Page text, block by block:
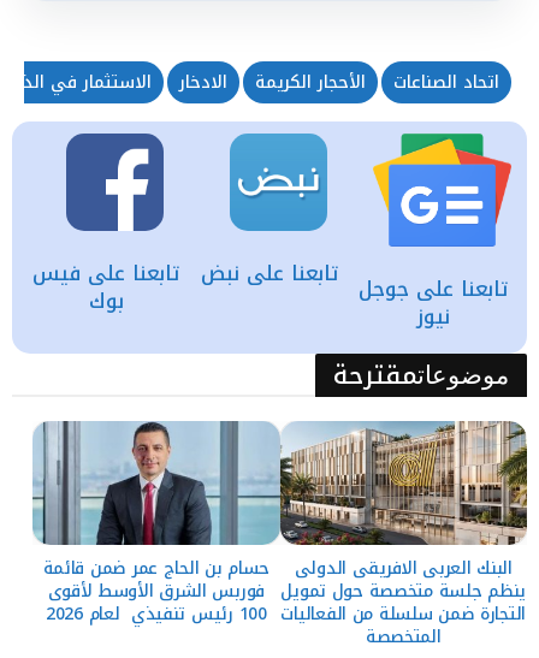
اتحاد الصناعات الأحجار الكريمة الادخار الاستثمار في
تابعنا على فيس
بوك
تابعنا على نبض تابعنا على جوجل
نيوز
موضوعاتمقترحة
البنك العربى الافريقى الدولى
ينظم جلسة متخصصة حول تمويل
التجارة ضمن سلسلة من الفعاليات
المتخصصة
حسام بن الحاج عمر ضمن قائمة
فوربس الشرق الأوسط لأقوى
100 رئيس تنفيذي لعام 2026